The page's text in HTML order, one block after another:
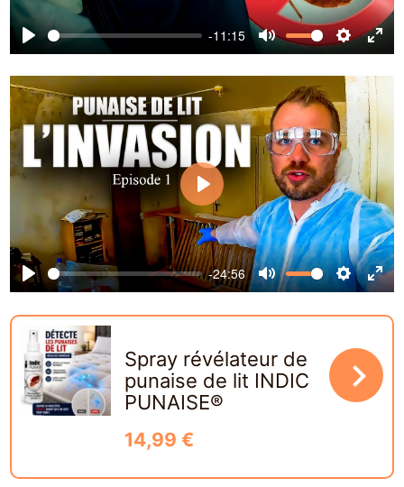
Play
-11:15
Mute
Play
-24:56
Mute
Play
Spray révélateur de
punaise de lit INDIC
PUNAISE®
14,99 €
navigate_next